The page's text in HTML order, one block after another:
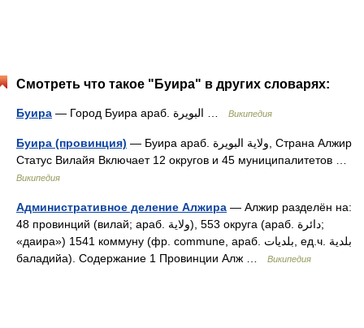
Смотреть что такое "Буира" в других словарях:
Буира Википедия
Буира (провинция) — Буира араб. ولاية البويرة,‎‎ Страна Алжир
Статус Вилайя Включает 12 округов и 45 муниципалитетов …
Википедия
Административное деление Алжира — Алжир разделён на:
48 провинций (вилай; араб. ولاية‎‎), 553 округа (араб. دائرة‎‎;
«даира») 1541 коммуну (фр. commune, араб. بلديات‎‎, ед.ч. بلدية
баладийа). Содержание 1 Провинции Алж …
Википедия